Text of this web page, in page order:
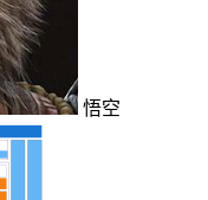
悟空